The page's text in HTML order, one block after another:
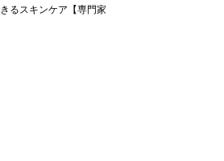
るスキンケア【専門家